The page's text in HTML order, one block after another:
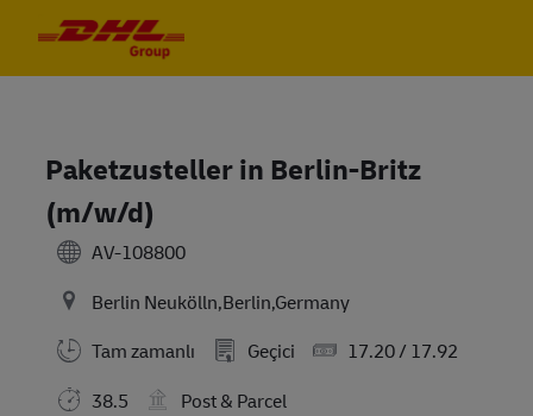
Paketzusteller in Berlin-Britz
(m/w/d)
AV-108800
Berlin Neukölln,Berlin,Germany
Tam zamanlı
Geçici
17.20 / 17.92
38.5
Post & Parcel